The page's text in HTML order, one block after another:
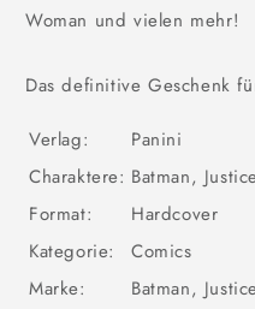
Woman und vielen mehr!
Das definitive Geschenk
Verlag:
Panini
Charaktere: Batman,
Format:
Hardcover
Kategorie:
Comics
Marke:
Batman,